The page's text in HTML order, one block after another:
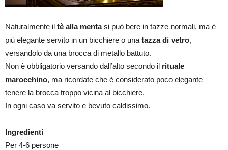
Naturalmente il tè alla mentasi può bere in tazze normali, ma è
più elegante servito in un bicchiere o una tazza di vetro,
versandolo da una brocca di metallo battuto.
Non è obbligatorio versando dall’alto secondo il rituale
marocchino, ma ricordate che è considerato poco elegante
tenere la brocca troppo vicina al bicchiere.
In ogni caso va servito e bevuto caldissimo.
Ingredienti
Per 4-6 persone